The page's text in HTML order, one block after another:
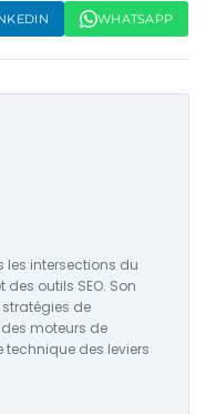
WHATSAPP
les intersections du
outils SEO. Son
de
moteurs de
des leviers